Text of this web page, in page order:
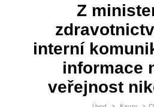
Z
interní
informace
veřejnost